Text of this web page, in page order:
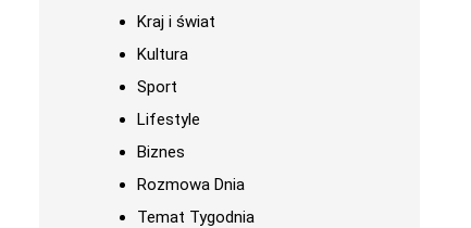
Kraj i świat
Kultura
Sport
Lifestyle
Biznes
Rozmowa Dnia
Temat Tygodnia